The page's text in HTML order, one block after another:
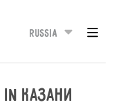
Russia
in Казани